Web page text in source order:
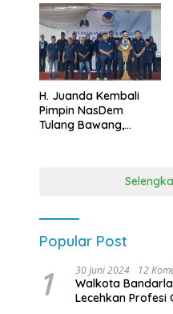
H. Juanda Kembali
Pimpin NasDem
Tulang Bawang,
Popular Post
1 30 Juni 2024 12
Walkota
Lecehkan Profesi